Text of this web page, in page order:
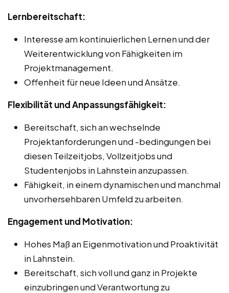
Lernbereitschaft:
Interesse am kontinuierlichen Lernen und der
Weiterentwicklung von Fähigkeiten im
Projektmanagement.
Offenheit für neue Ideen und Ansätze.
Flexibilität und Anpassungsfähigkeit:
Bereitschaft, sich an wechselnde
Projektanforderungen und -bedingungen bei
diesen Teilzeitjobs, Vollzeitjobs und
Studentenjobs in Lahnstein anzupassen.
Fähigkeit, in einem dynamischen und manchmal
unvorhersehbaren Umfeld zu arbeiten.
Engagement und Motivation:
Hohes Maß an Eigenmotivation und Proaktivität
in Lahnstein.
Bereitschaft, sich voll und ganz in Projekte
einzubringen und Verantwortung zu